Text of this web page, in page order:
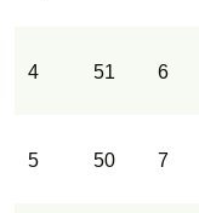
4 51 6
5 50 7